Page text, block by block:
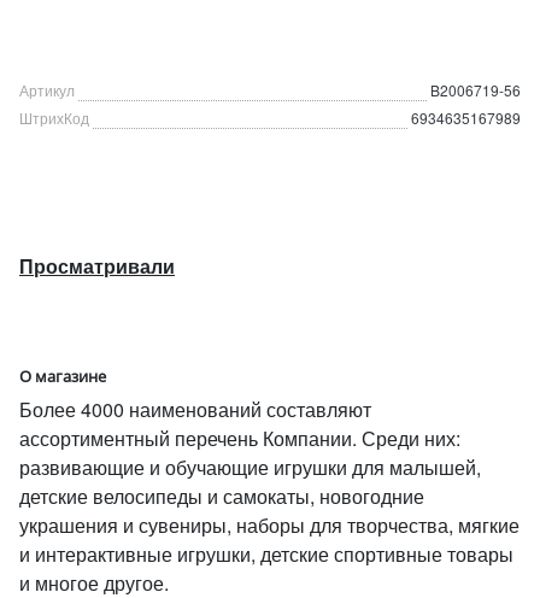
Артикул
B2006719-56
ШтрихКод
6934635167989
Просматривали
О магазине
Более 4000 наименований составляют
ассортиментный перечень Компании. Среди них:
развивающие и обучающие игрушки для малышей,
детские велосипеды и самокаты, новогодние
украшения и сувениры, наборы для творчества, мягкие
и интерактивные игрушки, детские спортивные товары
и многое другое.